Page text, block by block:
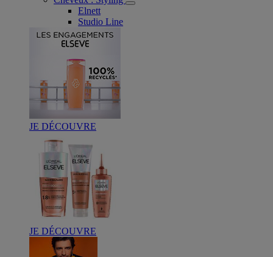
Elnett
Studio Line
JE DÉCOUVRE
JE DÉCOUVRE